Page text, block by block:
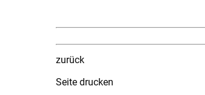
zurück
Seite drucken